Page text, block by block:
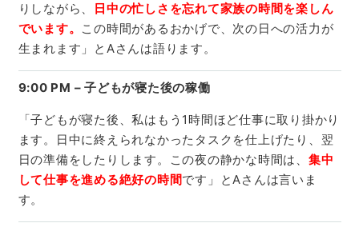
りしながら、
日中の忙しさを忘れて家族の時間を楽しん
でいます。 この時間があるおかげで、次の日への活力が
生まれます」とAさんは語ります。
9:00 PM – 子どもが寝た後の稼働
「子どもが寝た後、私はもう1時間ほど仕事に取り掛かり
ます。日中に終えられなかったタスクを仕上げたり、翌
日の準備をしたりします。この夜の静かな時間は、 集中
して仕事を進める絶好の時間です」とAさんは言いま
す。